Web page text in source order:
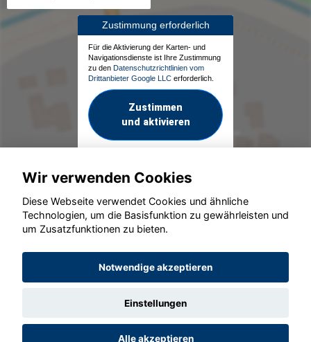
Zustimmung erforderlich
Für die Aktivierung der Karten- und
Navigationsdienste ist Ihre Zustimmung
zu den Datenschutzrichtlinien vom
Drittanbieter Google LLC erforderlich.
Zustimmen
und aktivieren
© konjunkturmotor.de GmbH 2020 - 2026
Wir verwenden Cookies
Diese Webseite verwendet Cookies und ähnliche
Technologien, um die Basisfunktion zu gewährleisten und
um Zusatzfunktionen zu bieten.
Notwendige akzeptieren
Einstellungen
Alle akzeptieren